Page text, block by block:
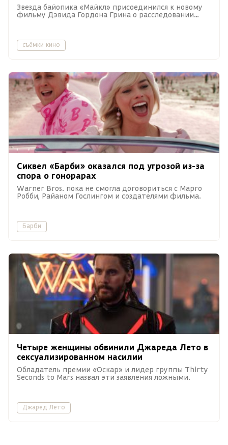
Звезда байопика «Майкл» присоединился к новому
фильму Дэвида Гордона Грина о расследовании
съёмки кино
Сиквел «Барби» оказался под угрозой из-за
спора о гонорарах
Warner Bros. пока не смогла договориться с Марго
Робби, Райаном Гослингом и создателями фильма.
Барби
Четыре женщины обвинили Джареда Лето в
сексуализированном насилии
Обладатель премии «Оскар» и лидер группы Thirty
Seconds to Mars назвал эти заявления ложными.
Джаред Лето